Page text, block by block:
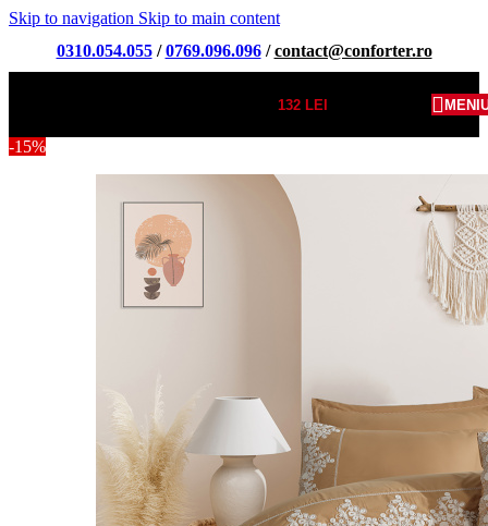
Skip to navigation Skip to main content
0310.054.055/0769.096.096/contact@conforter.ro
132LEI
-15%